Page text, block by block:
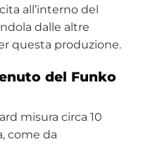
all’interno del
dalle altre
questa produzione.
del Funko
misura circa 10
come da